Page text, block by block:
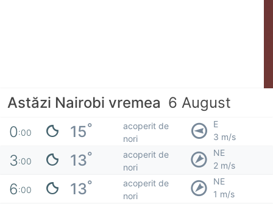
Astăzi Nairobi vremea 6 August
0:00 15°
acoperit de
nori
E
3 m/s
3:00 13°
acoperit de
nori
NE
2 m/s
6:00 13°
acoperit de
nori
NE
1 m/s